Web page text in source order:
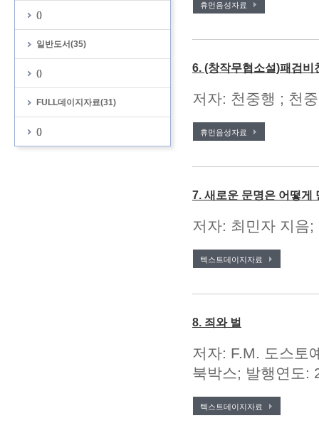
()
일반도서(35)
()
FULL데이지자료(31)
()
휴먼음성자료
6. (창작무협소설)패검비
저자: 천중행 ; 천
휴먼음성자료
7. 새로운 문명은 어떻게
저자: 최민자 지음
텍스트데이지자료
8. 죄와 벌
저자: F.M. 도스토
북박스; 발행연도:
텍스트데이지자료